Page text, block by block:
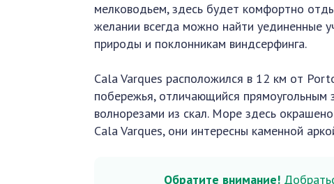
мелководьем, здесь будет комфортно
желании всегда можно найти уединенные
природы и поклонникам виндсерфинга.
Cala Varques расположился в 12 км от
побережья, отличающийся прямоугольным
волнорезами из скал. Море здесь
Cala Varques, они интересны каменной
Обратите внимание!